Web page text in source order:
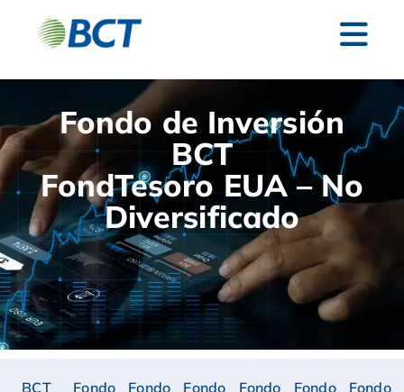
Fondo de Inversión
BCT
FondTesoro EUA – No
Diversificado
BCT
Fondo
Fondo
Fondo
Fondo
Fondo
Fondo